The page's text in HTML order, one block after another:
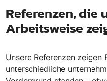
Referenzen, die
Arbeitsweise
Unsere Referenzen zeigen
unterschiedliche